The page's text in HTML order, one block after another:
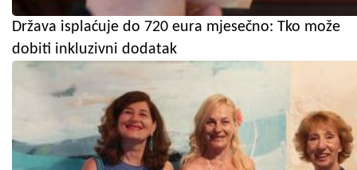
Država isplaćuje do 720 eura mjesečno: Tko može
dobiti inkluzivni dodatak